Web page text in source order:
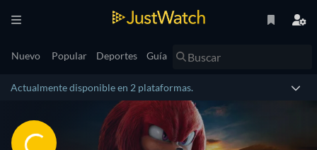
Nuevo Popular Deportes Guía
Actualmente disponible en 2 plataformas.